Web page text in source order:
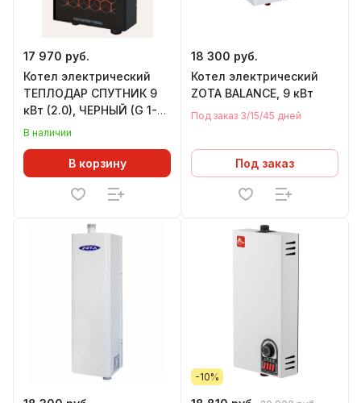
17 970 руб.
Котел электрический
ТЕПЛОДАР СПУТНИК 9
кВт (2.0), ЧЕРНЫЙ (G 1-
1/2")
В наличии
В корзину
18 300 руб.
Котел электрический
ZOTA BALANCE, 9 кВт
Под заказ 3/15/45 дней
Под заказ
-10%